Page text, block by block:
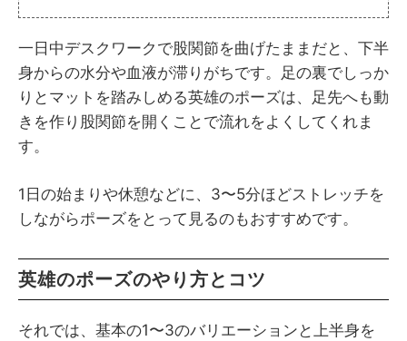
一日中デスクワークで股関節を曲げたままだと、下半
身からの水分や血液が滞りがちです。足の裏でしっか
りとマットを踏みしめる英雄のポーズは、足先へも動
きを作り股関節を開くことで流れをよくしてくれま
す。
1日の始まりや休憩などに、3〜5分ほどストレッチを
しながらポーズをとって見るのもおすすめです。
英雄のポーズのやり方とコツ
それでは、基本の1〜3のバリエーションと上半身を